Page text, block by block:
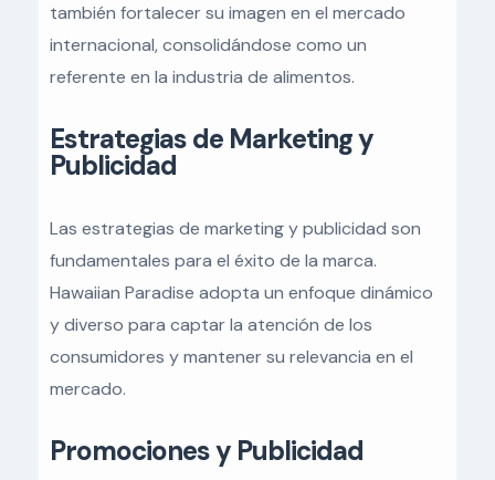
también fortalecer su imagen en el mercado
internacional, consolidándose como un
referente en la industria de alimentos.
Estrategias de Marketing y
Publicidad
Las estrategias de marketing y publicidad son
fundamentales para el éxito de la marca.
Hawaiian Paradise adopta un enfoque dinámico
y diverso para captar la atención de los
consumidores y mantener su relevancia en el
mercado.
Promociones y Publicidad